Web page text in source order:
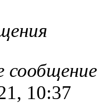
сообщение
10:37